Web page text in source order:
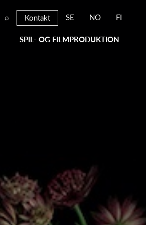
FI
NO
SE
Kontakt
⌕
SPIL- OG FILMPRODUKTION